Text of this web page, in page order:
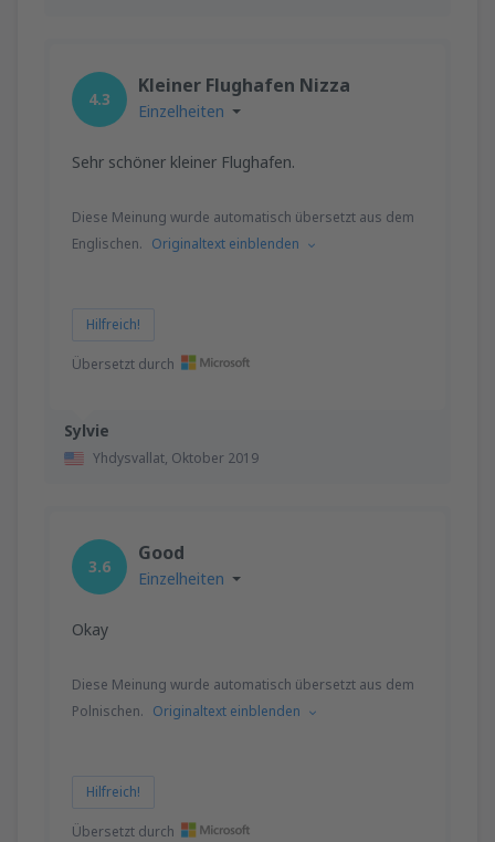
Sylvie
Yhdysvallat, Oktober 2019
4.3
Kleiner Flughafen Nizza
Einzelheiten
Sehr schöner kleiner Flughafen.
Diese Meinung wurde automatisch übersetzt aus dem
Englischen. Originaltext einblenden
Hilfreich!
Übersetzt durch
3.6
Good
Einzelheiten
Okay
Diese Meinung wurde automatisch übersetzt aus dem
Polnischen. Originaltext einblenden
Hilfreich!
Übersetzt durch